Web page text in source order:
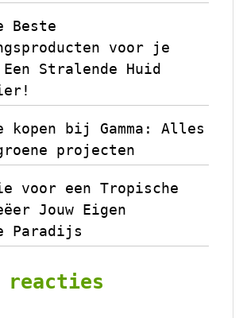
Beste
voor je
Stralende Huid
kopen bij Gamma: Alles
projecten
voor een Tropische
Jouw Eigen
Paradijs
reacties